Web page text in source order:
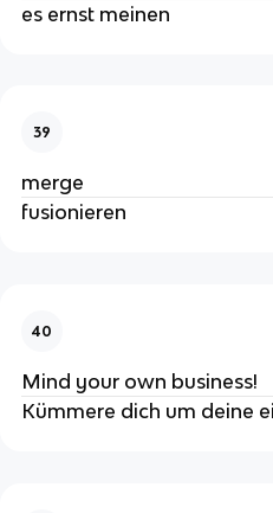
es ernst meinen
39
merge
fusionieren
40
Mind your own business!
Kümmere dich um deine